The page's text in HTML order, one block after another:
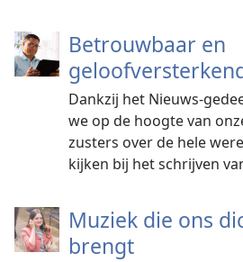
Betrouwbaar en
Dankzij het Nieuws-
we op de hoogte van
zusters over de hele
kijken bij het schrijven
Muziek die ons
brengt